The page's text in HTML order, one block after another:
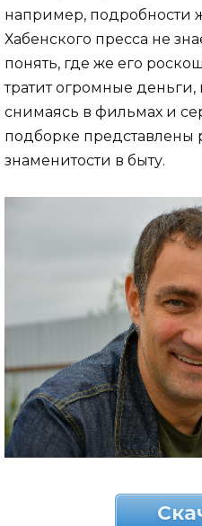
например, подробности
Хабенского пресса не
понять, где же его
тратит огромные деньги,
снимаясь в фильмах и
подборке представлены
знаменитости в быту.